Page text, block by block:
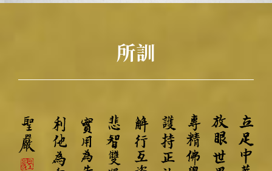
Menu
認識本所
最新消息
Language
繁體中文
English
所訓